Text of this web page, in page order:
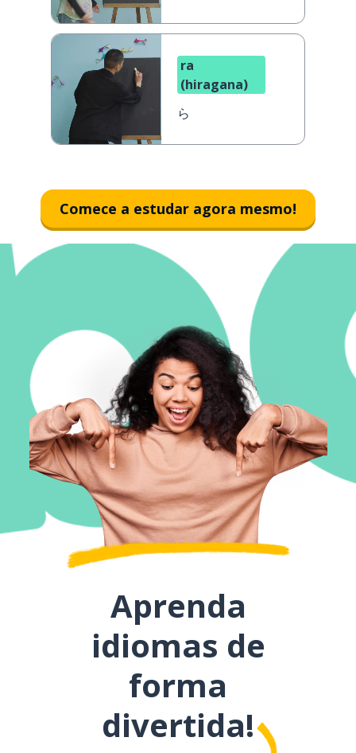
ra
(hiragana)
ら
Comece a estudar agora mesmo!
Aprenda
idiomas de
forma
divertida!